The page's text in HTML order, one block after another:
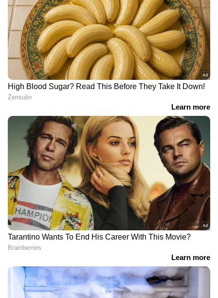
DOWNLOAD APP
RECOMMENDED STORIES